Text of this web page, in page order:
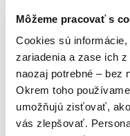
Môžeme pracovať s
Cookies sú
zariadenia a zase ich
naozaj potrebné – bez
Okrem toho
umožňujú zisťovať,
vás zlepšovať.
Našli sme0titulov
Zoradiť podľa: